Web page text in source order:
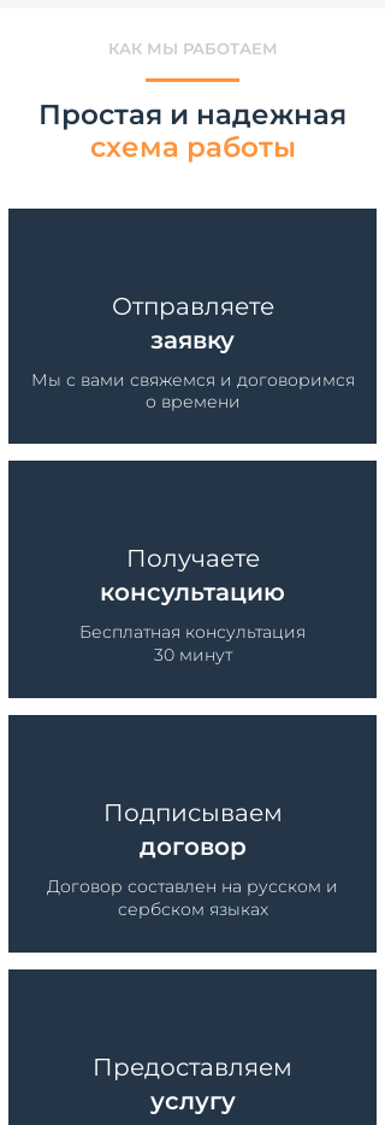
КАК МЫ РАБОТАЕМ
Простая и надежная
схема работы
Отправляете
заявку
Мы с вами свяжемся и договоримся
о времени
Получаете
консультацию
Бесплатная консультация
30 минут
Подписываем
договор
Договор составлен на русском и
сербском языках
Предоставляем
услугу